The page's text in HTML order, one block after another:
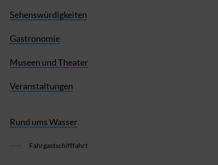
Sehenswürdigkeiten
Gastronomie
Museen und Theater
Veranstaltungen
Rund ums Wasser
Fahrgastschifffahrt